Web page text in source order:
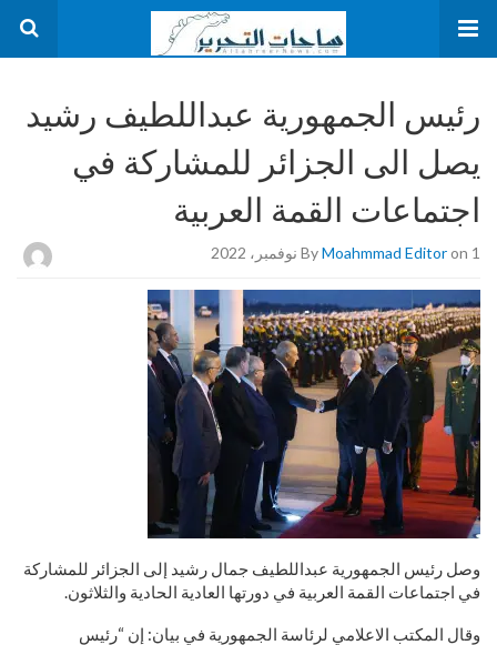
رئيس الجمهورية عبداللطيف رشيد
يصل الى الجزائر للمشاركة في
اجتماعات القمة العربية
ByMoahmmad Editoron 1 نوفمبر، 2022
وصل رئيس الجمهورية عبداللطيف جمال رشيد إلى الجزائر للمشاركة
في اجتماعات القمة العربية في دورتها العادية الحادية والثلاثون.
وقال المكتب الاعلامي لرئاسة الجمهورية في بيان: إن “رئيس